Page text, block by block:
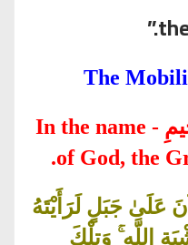
-
In the name
of God, the
عَلَىٰ جَبَلٍ لَرَأَيْتَهُ
اللَّهِ ۚ وَتِلْكَ